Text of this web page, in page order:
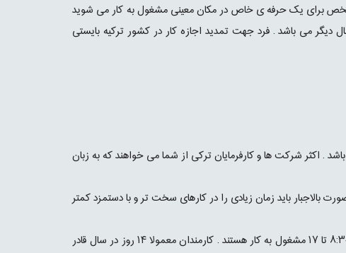
مشخص برای یک حرفه ی خاص در مکان معینی مشغول به کار می شوید
می باشد . فرد جهت تمدید اجازه کار در کشور ترکیه بایستی
. اکثر شرکت ها و کارفرمایان ترکی از شما می خواهند که به زبان
بالاجبار باید زمان زیادی را در کارهای سخت تر و با دستمزد کمتر
در ترکیه تقریبا ۴۵ ساعت در هفته کار می کنند . روزهای دوشنبه تا جمعه از ساعت ۸:۳۰ تا ۱۷ مشغول به کار هستند . کارمندان معمولا ۱۴ روز در سال قادر